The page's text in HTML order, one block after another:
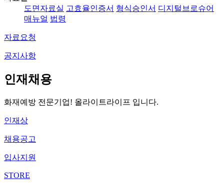
도면자료실 고효율인증서 형식승인서 디지털브로슈어
매뉴얼 법령
자료요청
공지사항
인재채용
화재예방 전문기업! 올라이트라이프 입니다.
인재상
채용공고
입사지원
STORE